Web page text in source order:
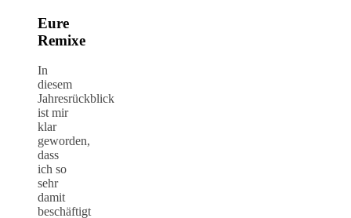
Eure
Remixe
In
diesem
Jahresrückblick
ist mir
klar
geworden,
dass
ich so
sehr
damit
beschäftigt